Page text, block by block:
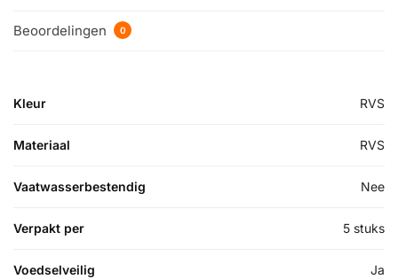
Beoordelingen 0
Kleur RVS
Materiaal RVS
Vaatwasserbestendig Nee
Verpakt per 5 stuks
Voedselveilig Ja